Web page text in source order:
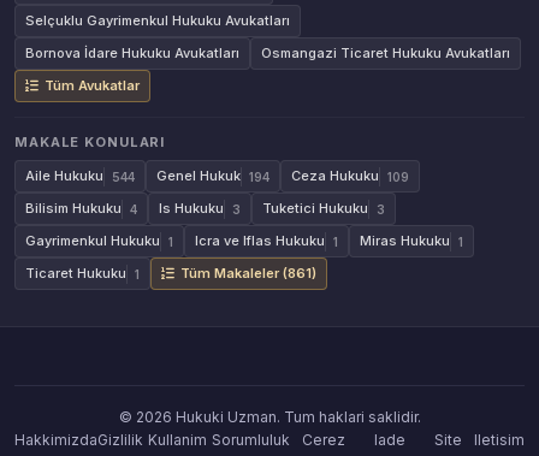
Selçuklu Gayrimenkul Hukuku Avukatları
Bornova İdare Hukuku Avukatları
Osmangazi Ticaret Hukuku Avukatları
Tüm Avukatlar
MAKALE KONULARI
Aile Hukuku
544 Genel Hukuk 194 Ceza Hukuku 109
Bilisim Hukuku 4 Is Hukuku 3 Tuketici Hukuku 3
Gayrimenkul Hukuku 1 Icra ve Iflas Hukuku 1 Miras Hukuku 1
Ticaret Hukuku 1 Tüm Makaleler (861)
© 2026 Hukuki Uzman. Tum haklari saklidir.
HakkimizdaGizlilik Kullanim Sorumluluk
Cerez
Iade
Site
Iletisim